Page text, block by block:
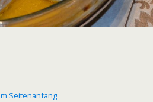
Seitenanfang